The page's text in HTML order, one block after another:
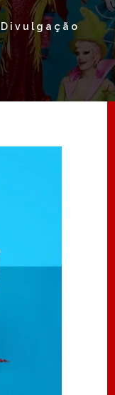
Divulgação